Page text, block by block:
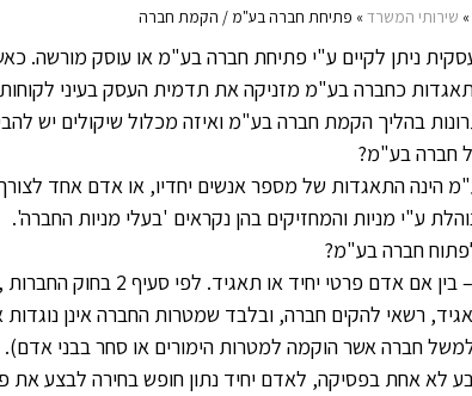
» שירותי המשרד» פתיחת חברה בע"מ / הקמת חברה
ניתן לקיים ע"י פתיחת חברה בע"מ או עוסק מורשה.
כחברה בע"מ מזניקה את תדמית העסק בעיני לקוחות
בהליך הקמת חברה בע"מ ואיזה מכלול שיקולים יש
חברה בע"מ?
הינה התאגדות של מספר אנשים יחדיו, או אדם אחד
ע"י מניות והמחזיקים בהן נקראים 'בעלי מניות החברה'.
חברה בע"מ?
רשאי להקים חברה, ובלבד שמטרות החברה אינן נוגדות
חברה אשר הוקמה למטרות הימורים או סחר בבני אדם).
לא אחת בפסיקה, לאדם יחיד נתון חופש בחירה לבצע את